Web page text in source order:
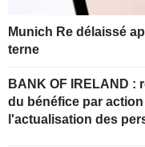
Munich Re délaissé
terne
BANK OF IRELAND : révision à la hausse
du bénéfice par
l'actualisation des